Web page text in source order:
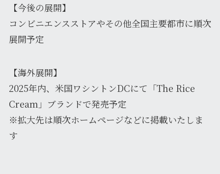
【今後の展開】
コンビニエンスストアやその他全国主要都市に順次
展開予定
【海外展開】
2025年内、米国ワシントンDCにて「The Rice
Cream」ブランドで発売予定
※拡大先は順次ホームページなどに掲載いたしま
す